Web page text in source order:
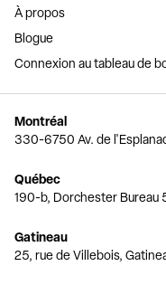
À propos
Blogue
Connexion au tableau de
Montréal
330-6750 Av. de
Québec
190-b, Dorchester Bureau
Gatineau
25, rue de Villebois,